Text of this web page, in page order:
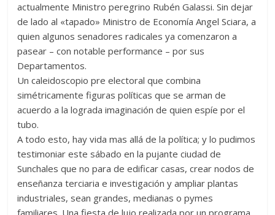
actualmente Ministro peregrino Rubén Galassi. Sin dejar
de lado al «tapado» Ministro de Economía Angel Sciara, a
quien algunos senadores radicales ya comenzaron a
pasear – con notable performance – por sus
Departamentos.
Un caleidoscopio pre electoral que combina
simétricamente figuras políticas que se arman de
acuerdo a la lograda imaginación de quien espíe por el
tubo.
A todo esto, hay vida mas allá de la política; y lo pudimos
testimoniar este sábado en la pujante ciudad de
Sunchales que no para de edificar casas, crear nodos de
enseñanza terciaria e investigación y ampliar plantas
industriales, sean grandes, medianas o pymes